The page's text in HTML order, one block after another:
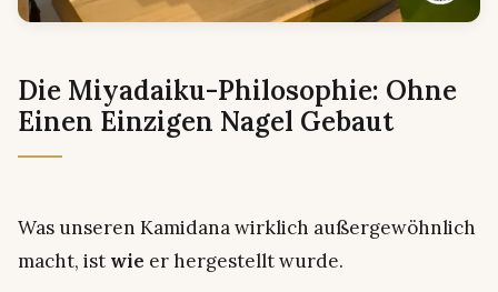
Die Miyadaiku-Philosophie: Ohne
Einen Einzigen Nagel Gebaut
Was unseren Kamidana wirklich außergewöhnlich
macht, ist wie er hergestellt wurde.